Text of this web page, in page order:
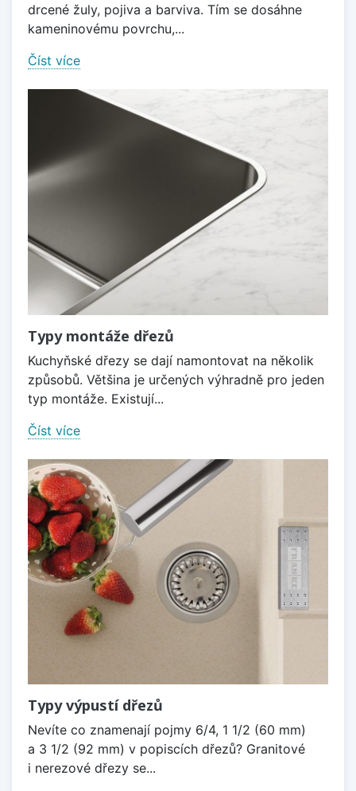
drcené žuly, pojiva a barviva. Tím se dosáhne
kameninovému povrchu,...
Číst více
Typy montáže dřezů
Kuchyňské dřezy se dají namontovat na několik
způsobů. Většina je určených výhradně pro jeden
typ montáže. Existují...
Číst více
Typy výpustí dřezů
Nevíte co znamenají pojmy 6/4, 1 1/2 (60 mm)
a 3 1/2 (92 mm) v popiscích dřezů? Granitové
i nerezové dřezy se...